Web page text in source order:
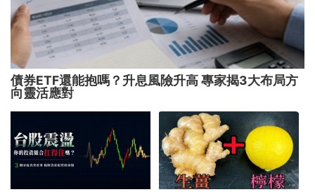
債券ETF還能抱嗎？升息風險升高 專家揭3大布局方
向靈活應對